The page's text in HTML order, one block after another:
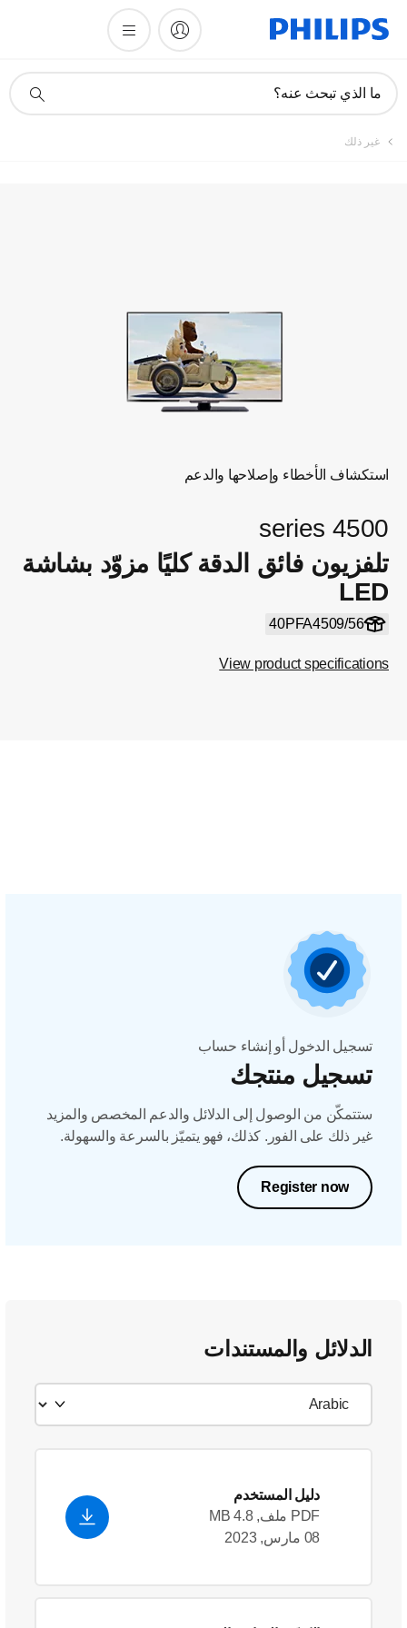
دعم
ما الذي تبحث عنه؟
غير ذلك
استكشاف الأخطاء وإصلاحها والدعم
4500 series
تلفزيون فائق الدقة كليًا مزوّد بشاشة
LED
40PFA4509/56
View product specifications
تسجيل المنتج
تسجيل الدخول أو إنشاء حساب
تسجيل منتجك
ستتمكّن من الوصول إلى الدلائل والدعم المخصص والمزيد
غير ذلك على الفور. كذلك، فهو يتميّز بالسرعة والسهولة.
Register now
الدلائل والمستندات
دليل المستخدم
PDF ملف, 4.8 MB
08 مارس, 2023